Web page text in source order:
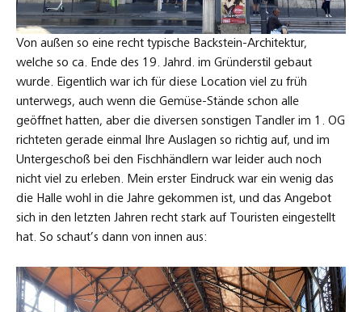
Von außen so eine recht typische Backstein-Architektur,
welche so ca. Ende des 19. Jahrd. im Gründerstil gebaut
wurde. Eigentlich war ich für diese Location viel zu früh
unterwegs, auch wenn die Gemüse-Stände schon alle
geöffnet hatten, aber die diversen sonstigen Tandler im 1. OG
richteten gerade einmal Ihre Auslagen so richtig auf, und im
Untergeschoß bei den Fischhändlern war leider auch noch
nicht viel zu erleben. Mein erster Eindruck war ein wenig das
die Halle wohl in die Jahre gekommen ist, und das Angebot
sich in den letzten Jahren recht stark auf Touristen eingestellt
hat. So schaut’s dann von innen aus: